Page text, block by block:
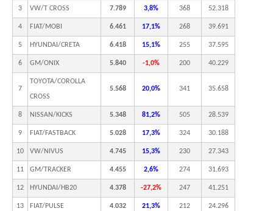
3 VW/T CROSS 7.789 3,8% 368 52.318
4 FIAT/MOBI 6.461 17,1% 268 39.691
5 HYUNDAI/CRETA 6.418 15,1% 255 37.595
6 GM/ONIX 5.840 -1,0% 200 40.229
7
TOYOTA/COROLLA
CROSS
5.568 20,0% 341 35.658
8 NISSAN/KICKS 5.348 81,2% 505 28.539
9 FIAT/FASTBACK 5.028 17,3% 324 30.188
10 VW/NIVUS 4.745 15,3% 230 27.343
11 GM/TRACKER 4.455 2,6% 274 31.693
12 HYUNDAI/HB20 4.378 -27,2% 247 41.251
13 FIAT/PULSE 4.032 21,3% 212 24.296